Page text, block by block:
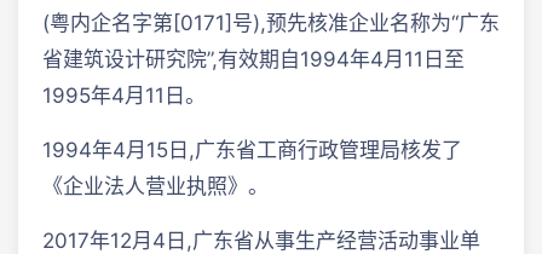
(粤内企名字第[0171]号),预先核准企业名称为“广东
省建筑设计研究院”,有效期自1994年4月11日至
1995年4月11日。
1994年4月15日,广东省工商行政管理局核发了
《企业法人营业执照》。
2017年12月4日,广东省从事生产经营活动事业单